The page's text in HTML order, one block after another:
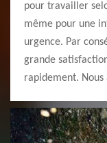
pour travailler
même pour une
urgence. Par
grande
rapidement.